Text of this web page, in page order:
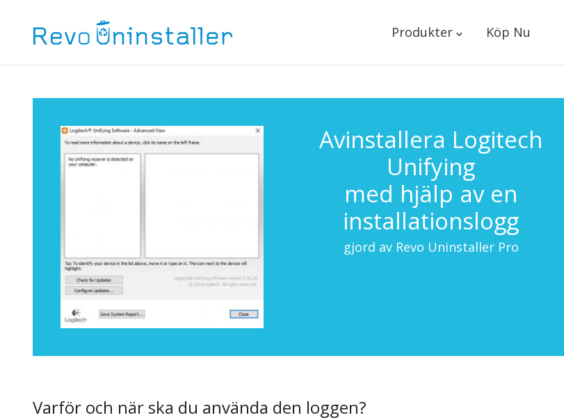
Produkter Köp Nu
Avinstallera Logitech
Unifying
med hjälp av en
installationslogg
gjord av Revo Uninstaller Pro
Varför och när ska du använda den loggen?